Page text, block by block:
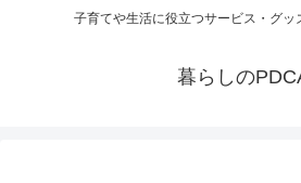
子育てや生活に役立つサービス・グッ
暮らしの